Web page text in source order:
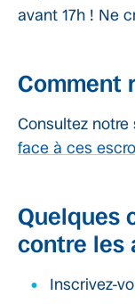
avant 17h ! Ne
Comment
Consultez
face à ces
Quelques
contre les
Inscrivez-